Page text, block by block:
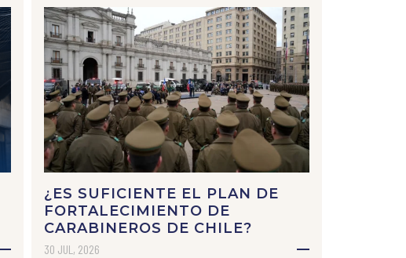
¿ES SUFICIENTE EL PLAN DE
FORTALECIMIENTO DE
CARABINEROS DE CHILE?
30 JUL, 2026